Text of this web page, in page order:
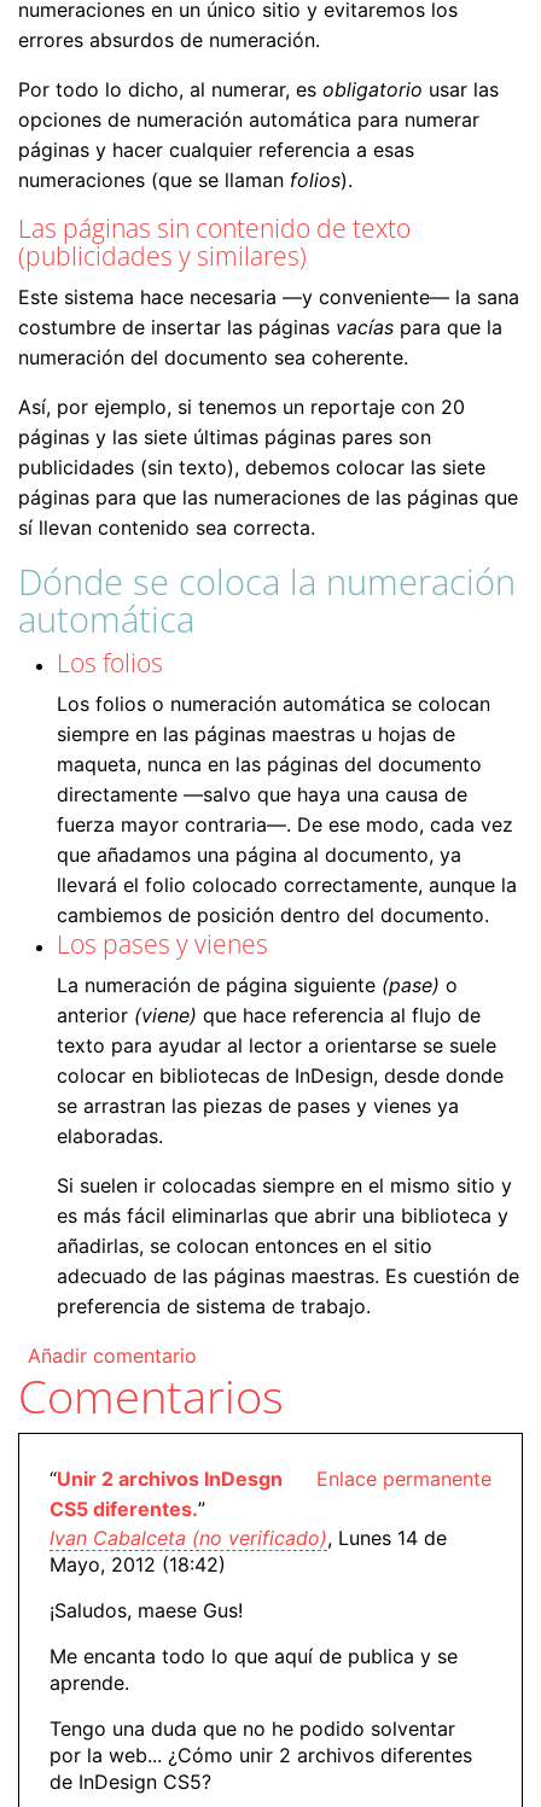
numeraciones en un único sitio y evitaremos los
errores absurdos de numeración.
Por todo lo dicho, al numerar, es obligatorio usar las
opciones de numeración automática para numerar
páginas y hacer cualquier referencia a esas
numeraciones (que se llaman folios).
Las páginas sin contenido de texto
(publicidades y similares)
Este sistema hace necesaria —y conveniente— la sana
costumbre de insertar las páginas vacías para que la
numeración del documento sea coherente.
Así, por ejemplo, si tenemos un reportaje con 20
páginas y las siete últimas páginas pares son
publicidades (sin texto), debemos colocar las siete
páginas para que las numeraciones de las páginas que
sí llevan contenido sea correcta.
Dónde se coloca la numeración
automática
Los folios
Los folios o numeración automática se colocan
siempre en las páginas maestras u hojas de
maqueta, nunca en las páginas del documento
directamente —salvo que haya una causa de
fuerza mayor contraria—. De ese modo, cada vez
que añadamos una página al documento, ya
llevará el folio colocado correctamente, aunque la
cambiemos de posición dentro del documento.
Los pases y vienes
La numeración de página siguiente (pase) o
anterior (viene) que hace referencia al flujo de
texto para ayudar al lector a orientarse se suele
colocar en bibliotecas de InDesign, desde donde
se arrastran las piezas de pases y vienes ya
elaboradas.
Si suelen ir colocadas siempre en el mismo sitio y
es más fácil eliminarlas que abrir una biblioteca y
añadirlas, se colocan entonces en el sitio
adecuado de las páginas maestras. Es cuestión de
preferencia de sistema de trabajo.
Añadir comentario
Comentarios
Enlace permanente
“Unir 2 archivos InDesgn
CS5 diferentes.”
Ivan Cabalceta (no verificado), Lunes 14 de
Mayo, 2012 (18:42)
¡Saludos, maese Gus!
Me encanta todo lo que aquí de publica y se
aprende.
Tengo una duda que no he podido solventar
por la web... ¿Cómo unir 2 archivos diferentes
de InDesign CS5?